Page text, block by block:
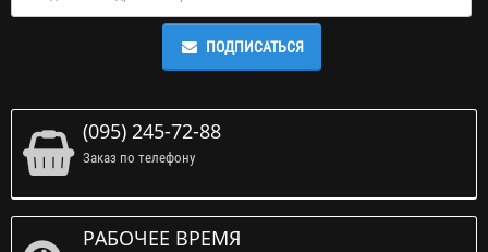
ПОДПИСАТЬСЯ
(095) 245-72-88
Заказ по телефону
РАБОЧЕЕ ВРЕМЯ